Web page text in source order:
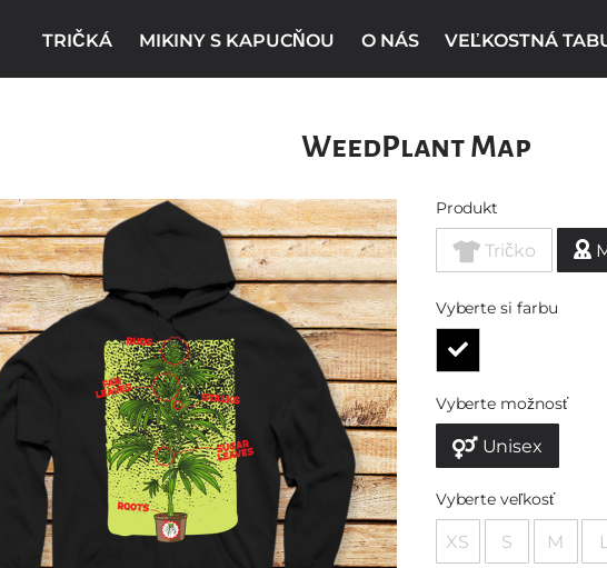
TRIČKÁ MIKINY S KAPUCŇOU O NÁS VEĽKOSTNÁ
WeedPlant Map
Produkt
Tričko
Vyberte si farbu
Vyberte možnosť
Unisex
Vyberte veľkosť
XS S M